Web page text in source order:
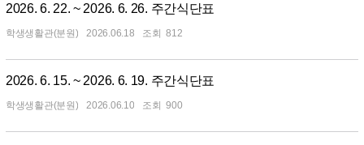
2026. 6. 22. ~ 2026. 6. 26. 주간식단표
학생생활관(분원) 2026.06.18 812
2026. 6. 15. ~ 2026. 6. 19. 주간식단표
학생생활관(분원) 2026.06.10 900